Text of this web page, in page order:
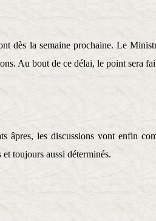
dès la semaine prochaine. Le
Au bout de ce délai, le point sera
âpres, les discussions vont enfin
toujours aussi déterminés.